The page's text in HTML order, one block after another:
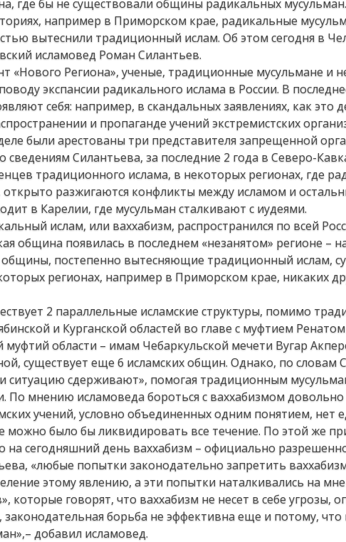
где бы не существовали общины радикальных
например в Приморском крае, радикальные
вытеснили традиционный ислам. Об этом сегодня в
исламовед Роман Силантьев.
«Нового Региона», ученые, традиционные мусульмане и
экспансии радикального ислама в России. В
себя: например, в скандальных заявлениях, как это
и пропаганде учений экстремистских
были арестованы три представителя запрещенной
сведениям Силантьева, за последние 2 года в Северо-
традиционного ислама, в некоторых регионах, где
разжигаются конфликты между исламом и
в Карелии, где мусульман сталкивают с иудеями.
ислам, или ваххабизм, распространился по всей
община появилась в последнем «незанятом» регионе –
общины, постепенно вытесняющие традиционный ислам,
регионах, например в Приморском крае, никаких
2 параллельные исламские структуры, помимо
и Курганской областей во главе с муфтием
области – имам Чебаркульской мечети Вугар
существует еще 6 исламских общин. Однако, по словам
ситуацию сдерживают», помогая традиционным
По мнению исламоведа бороться с ваххабизмом довольно
учений, условно объединенных одним понятием, нет
можно было бы ликвидировать все течение. По этой же
на сегодняшний день ваххабизм – официально
«любые попытки законодательно запретить
этому явлению, а эти попытки наталкивались на
которые говорят, что ваххабизм не несет в себе угрозы,
борьба не эффективна еще и потому,
добавил исламовед.